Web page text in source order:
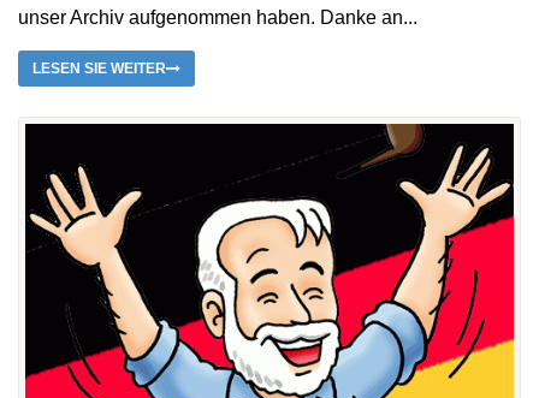
unser Archiv aufgenommen haben. Danke an...
LESEN SIE WEITER